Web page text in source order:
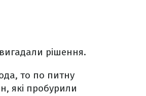
рішення.
то по питну
які пробурили